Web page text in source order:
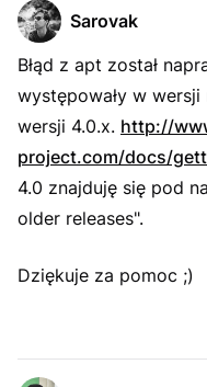
Sarovak
Błąd z apt został
występowały w
wersji 4.0.x. http://
project.com/docs/
4.0 znajduję się pod
older releases".
Dziękuje za pomoc ;)